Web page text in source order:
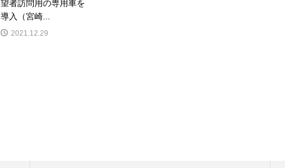
望者訪問用の専用車を
導入（宮崎...
2021.12.29